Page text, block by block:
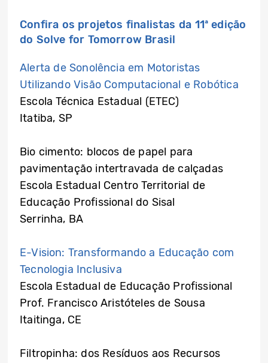
Confira os projetos finalistas da 11ª edição
do Solve for Tomorrow Brasil
Alerta de Sonolência em Motoristas
Utilizando Visão Computacional e Robótica
Escola Técnica Estadual (ETEC)
Itatiba, SP
Bio cimento: blocos de papel para
pavimentação intertravada de calçadas
Escola Estadual Centro Territorial de
Educação Profissional do Sisal
Serrinha, BA
E-Vision: Transformando a Educação com
Tecnologia Inclusiva
Escola Estadual de Educação Profissional
Prof. Francisco Aristóteles de Sousa
Itaitinga, CE
Filtropinha: dos Resíduos aos Recursos